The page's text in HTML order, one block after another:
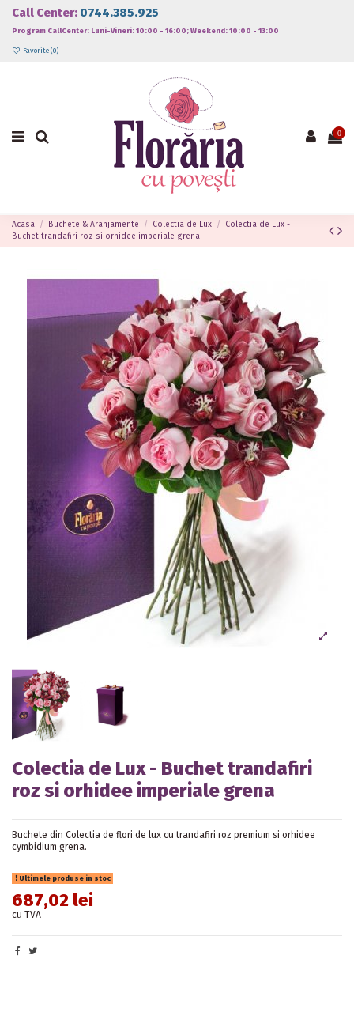
Call Center: 0744.385.925
Program CallCenter: Luni-Vineri: 10:00 - 16:00; Weekend: 10:00 - 13:00
Favorite (0)
0
Acasa Buchete & Aranjamente Colectia de Lux
Colectia de Lux -
Buchet trandafiri roz si orhidee imperiale grena
Colectia de Lux - Buchet trandafiri
roz si orhidee imperiale grena
Buchete din Colectia de flori de lux cu trandafiri roz premium si orhidee
cymbidium grena.
Ultimele produse in stoc
687,02 lei
cu TVA